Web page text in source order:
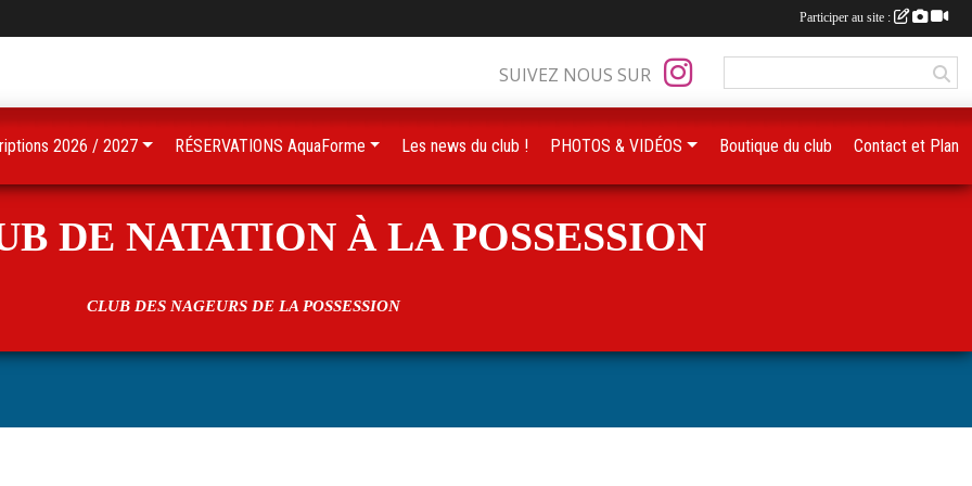
DE NATATION À LA POSSESSION
CLUB DES NAGEURS DE LA POSSESSION
SUIVEZ NOUS SUR
2026 / 2027 RÉSERVATIONS AquaForme Les news du club ! PHOTOS & VIDÉOS Boutique du club Contact et Plan
Participer au site :